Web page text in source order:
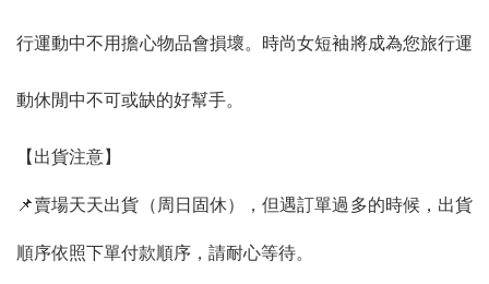
行運動中不用擔心物品會損壞。時尚女短袖將成為您旅行運
動休閒中不可或缺的好幫手。
【出貨注意】
📌賣場天天出貨（周日固休），但遇訂單過多的時候，出貨
順序依照下單付款順序，請耐心等待。